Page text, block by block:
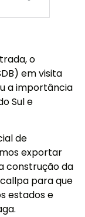
o
em visita
a importância
Sul e
de
exportar
construção da
para que
estados e